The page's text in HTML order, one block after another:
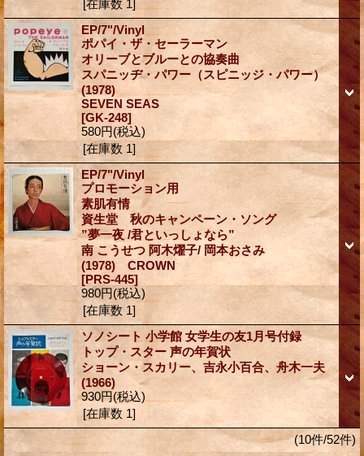
[在庫数 1]
EP/7"/Vinyl
ポパイ・ザ・セーラーマン
オリーブとブルーとの協奏曲
スパニッヂ・パワー（スピニッジ・パワー）
(1978)
SEVEN SEAS
[GK-248]
580円(税込)
[在庫数 1]
EP/7"/Vinyl
プロモーション用
素肌有情
資生堂 秋のキャンペーン・ソング
”夢一夜 /君といっしょなら”
南 こうせつ 阿木燿子/ 岡本おさみ
(1978) CROWN
[PRS-445]
980円(税込)
[在庫数 1]
ソノシート 小学館 女学生の友1月号付録
トップ・スター 声の年賀状
ショーン・スカリー、吉永小百合、舟木一夫
(1966)
930円(税込)
[在庫数 1]
(10件/52件)